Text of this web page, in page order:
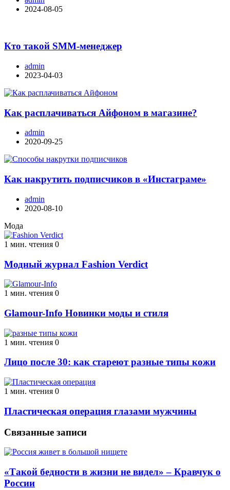
2024-08-05
Кто такой SMM-менеджер
admin
2023-04-03
Как расплачиваться Айфоном в магазине?
admin
2020-09-25
Как накрутить подписчиков в «Инстаграме»
admin
2020-08-10
Мода
1 мин. чтения 0
Модный журнал Fashion Verdict
1 мин. чтения 0
Glamour-Info Новинки моды и стиля
1 мин. чтения 0
Лицо после 30: как стареют разные типы кожи
1 мин. чтения 0
Пластическая операция глазами мужчины
Связанные записи
«Такой бедности в жизни не видел» – Кравчук о
России